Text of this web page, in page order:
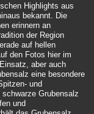
Highlights aus
bekannt. Die
erinnern an
der Region
auf hellen
den Fotos hier im
aber auch
eine besondere
und
Grubensalz
und